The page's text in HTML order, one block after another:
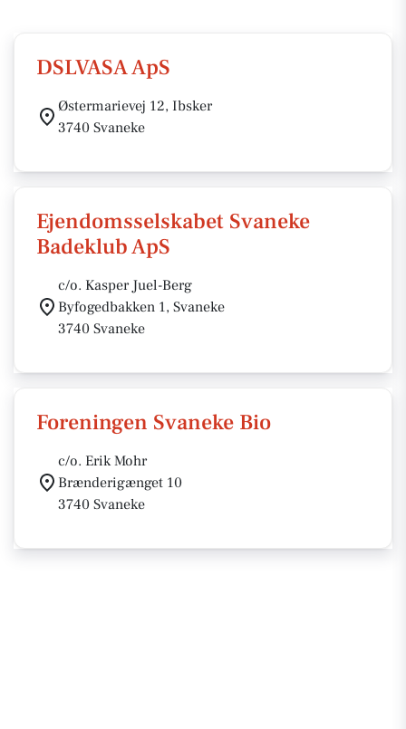
DSLVASA ApS
Østermarievej 12, Ibsker
3740 Svaneke
Ejendomsselskabet Svaneke
Badeklub ApS
c/o. Kasper Juel-Berg
Byfogedbakken 1, Svaneke
3740 Svaneke
Foreningen Svaneke Bio
c/o. Erik Mohr
Brænderigænget 10
3740 Svaneke